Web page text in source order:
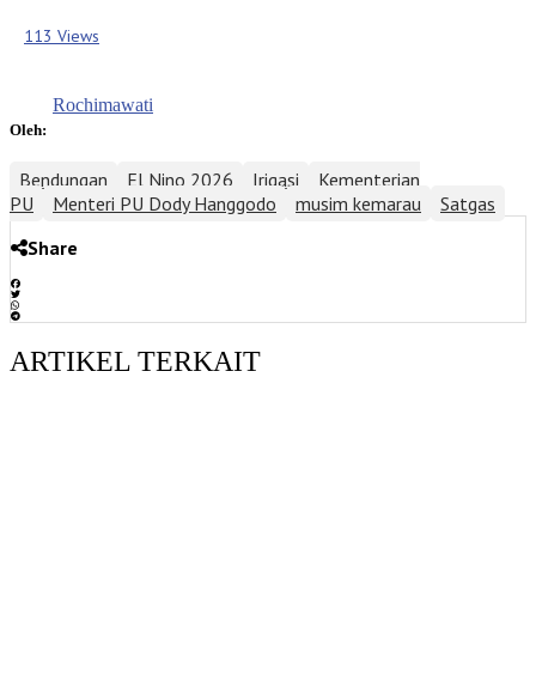
113 Views
Oleh:
Rochimawati
Bendungan El Nino 2026 Irigasi
Kementerian
PU
Menteri PU Dody Hanggodo musim kemarau
Satgas
Share
ARTIKEL TERKAIT